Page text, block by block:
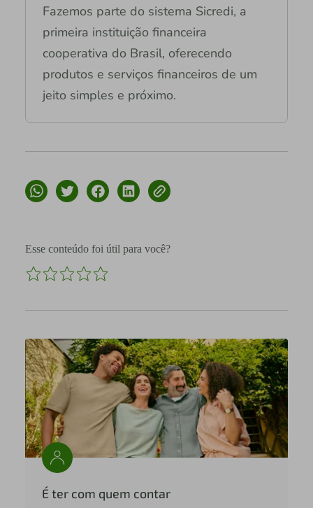
Fazemos parte do sistema Sicredi, a
primeira instituição financeira
cooperativa do Brasil, oferecendo
produtos e serviços financeiros de um
jeito simples e próximo.
Esse conteúdo foi útil para você?
É ter com quem contar